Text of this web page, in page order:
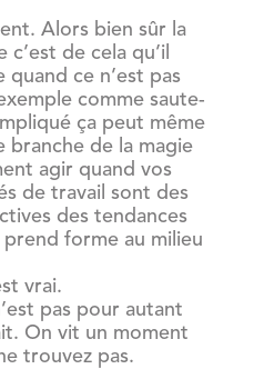
Alors bien sûr la
de cela qu’il
quand ce n’est pas
comme saute-
ça peut même
branche de la magie
agir quand vos
de travail sont des
des tendances
forme au milieu
vrai.
pas pour autant
On vit un moment
trouvez pas.